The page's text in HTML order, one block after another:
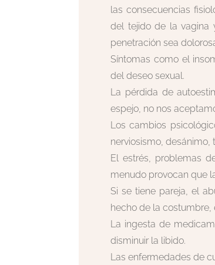
las consecuencias
del tejido de la vagina
penetración sea
Síntomas como el
del deseo sexual.
La pérdida de
espejo, no nos
Los cambios
nerviosismo,
El estrés, problemas
menudo provocan que
Si se tiene pareja, el
hecho de la costumbre,
La ingesta de
disminuir la libido.
Las enfermedades de